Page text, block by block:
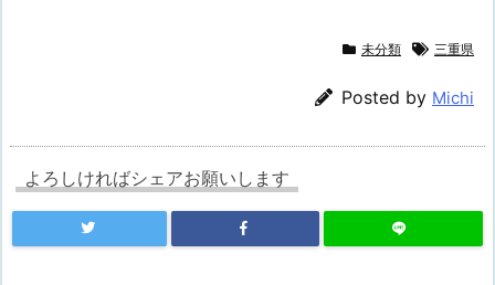
未分類 三重県
Posted by Michi
よろしければシェアお願いします